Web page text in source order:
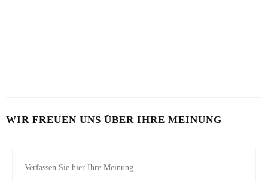
WIR FREUEN UNS ÜBER IHRE MEINUNG